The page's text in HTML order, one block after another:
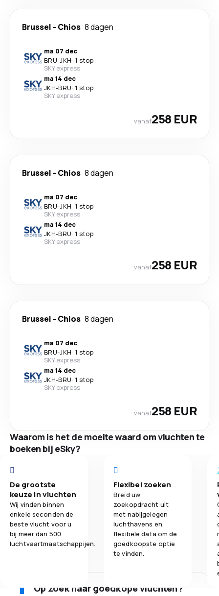
Brussel - Chios 8 dagen
ma 07 dec
BRU-JKH· 1 stop
SKY express
ma 14 dec
JKH-BRU· 1 stop
SKY express
vanaf258 EUR
Brussel - Chios 8 dagen
ma 07 dec
BRU-JKH· 1 stop
SKY express
ma 14 dec
JKH-BRU· 1 stop
SKY express
vanaf258 EUR
Brussel - Chios 8 dagen
ma 07 dec
BRU-JKH· 1 stop
SKY express
ma 14 dec
JKH-BRU· 1 stop
SKY express
vanaf258 EUR
Waarom is het de moeite waard om vluchten te
boeken bij eSky?
De grootste
keuze in vluchten
Wij vinden binnen
enkele seconden de
beste vlucht voor u
bij meer dan 500
luchtvaartmaatschappijen.
Flexibel zoeken
Breid uw
zoekopdracht uit
met nabijgelegen
luchthavens en
flexibele data om de
goedkoopste optie
te vinden.
Op zoek naar goedkope vluchten?